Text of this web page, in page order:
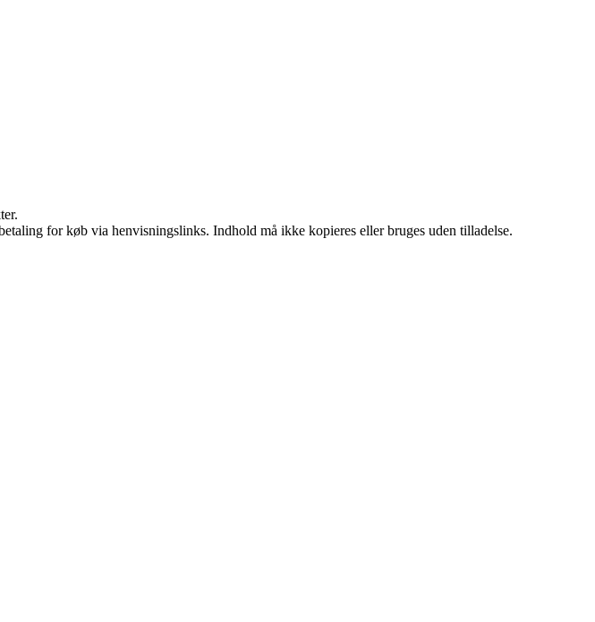
for køb via henvisningslinks. Indhold må ikke kopieres eller bruges uden tilladelse.